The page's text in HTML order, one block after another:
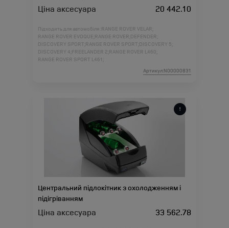
Ціна аксесуара 20 442.10
Підходить для автомобіля : RANGE ROVER VELAR;
RANGE ROVER EVOQUE; RANGE ROVER; DEFENDER;
DISCOVERY SPORT; RANGE ROVER SPORT; DISCOVERY 5;
DISCOVERY 4; FREELANDER 2; RANGE ROVER L460;
RANGE ROVER SPORT L461;
Артикул:N00000831
Центральний підлокітник з охолодженням і
підігріванням
Ціна аксесуара 33 562.78